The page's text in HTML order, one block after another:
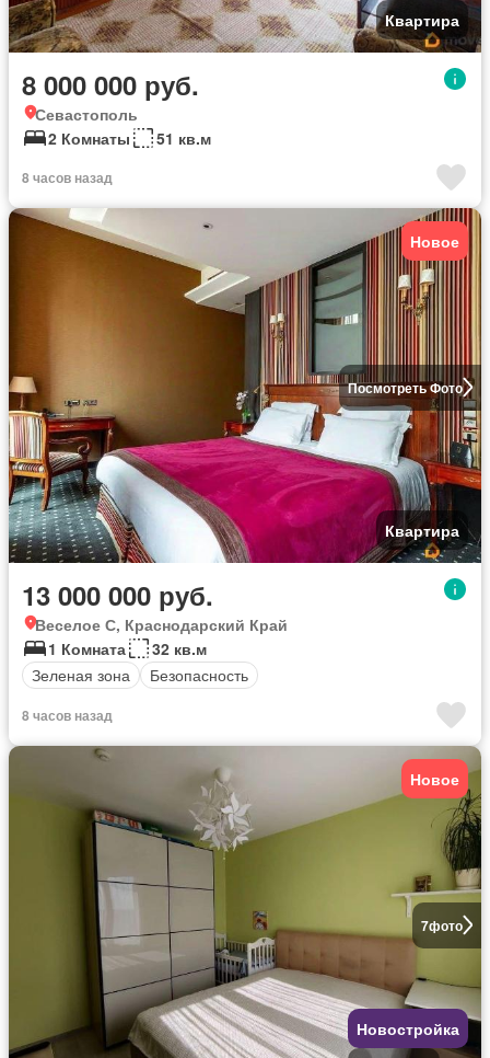
Квартира
8 000 000 руб.
Севастополь
2 Комнаты
51 кв.м
8 часов назад
Посмотреть Фото
Новое
Квартира
13 000 000 руб.
Веселое С, Краснодарский Край
1 Комната
32 кв.м
Зеленая зона
Безопасность
8 часов назад
7фото
Новое
Новостройка